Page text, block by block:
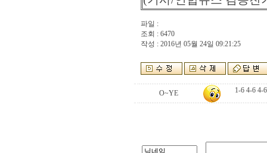
파일 :
조회 : 6470
작성 : 2016년 05월 24일 09:21:25
O~YE 1-6 4-6 4-